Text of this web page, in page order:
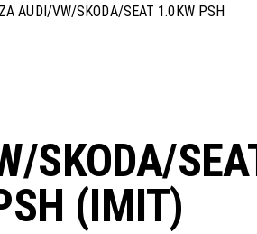
AUDI/VW/SKODA/SEAT 1.0KW PSH
SKODA/
(IMIT)